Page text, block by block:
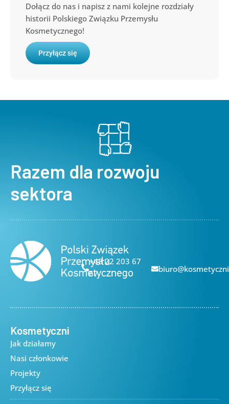
Dołącz do nas i napisz z nami kolejne rozdziały
historii Polskiego Związku Przemysłu
Kosmetycznego!
Przyłącz się
Razem dla rozwoju
sektora
+48 22 203 67
67
Kosmetyczni
Jak działamy
Nasi członkowie
Projekty
Przyłącz się